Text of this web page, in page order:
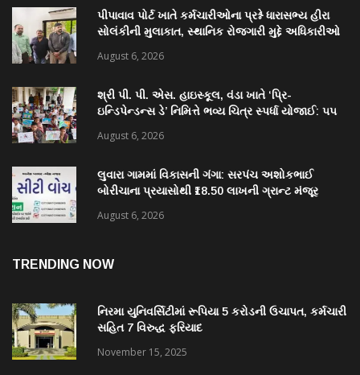
પીપાવાવ પોર્ટ ખાતે કર્મચારીઓના પ્રશ્ને ધારાસભ્ય હીરા
સોલંકીની મુલાકાત, સ્થાનિક રોજગારી મુદ્દે અધિકારીઓ
August 6, 2026
શ્રી પી. પી. એસ. હાઇસ્કૂલ, વંડા ખાતે ‘પ્રિ-
ઇન્ડિપેન્ડન્સ ડે’ નિમિત્તે ભવ્ય ચિત્ર સ્પર્ધા યોજાઈ: ૫૫
August 6, 2026
લુવારા ગામમાં વિકાસની ગંગા: સરપંચ અશોકભાઈ
બોરીચાના પ્રયાસોથી ₹18.50 લાખની ગ્રાન્ટ મંજૂર
August 6, 2026
TRENDING NOW
નિરમા યુનિવર્સિટીમાં રૂપિયા 5 કરોડની ઉચાપત, કર્મચારી
સહિત 7 વિરુદ્ધ ફરિયાદ
November 15, 2025